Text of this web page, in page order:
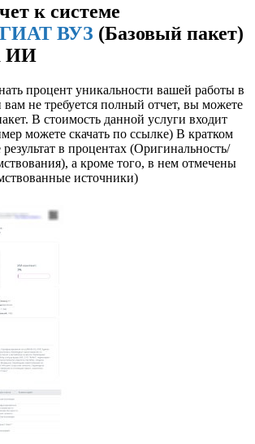
к системе
ВУЗ (Базовый пакет)
ИИ
процент уникальности вашей работы в
не требуется полный отчет, вы можете
В стоимость данной услуги входит
можете скачать по ссылке) В кратком
в процентах (Оригинальность/
а кроме того, в нем отмечены
источники)